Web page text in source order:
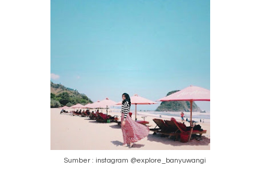
Sumber : instagram @explore_banyuwangi